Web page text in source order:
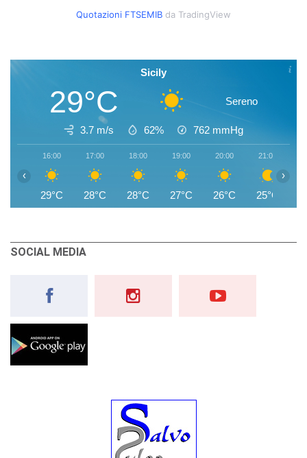
Quotazioni FTSEMIB da TradingView
Sicily
29°C Sereno
3.7 m/s 62% 762 mmHg
16:00
29°C
17:00
28°C
18:00
28°C
19:00
27°C
20:00
26°C
21:00
25°C
‹ ›
SOCIAL MEDIA